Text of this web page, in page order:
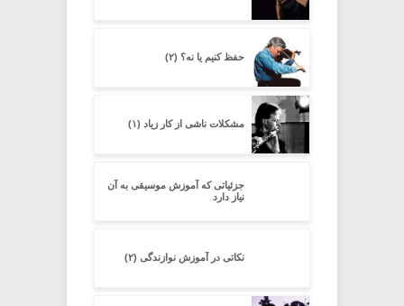
حفظ کنیم یا نه؟ (۲)
مشکلات ناشی از کار زیاد (۱)
جزئیاتى که آموزش موسیقى به آن
نیاز دارد
نکاتی در آموزش نوازندگی (۲)